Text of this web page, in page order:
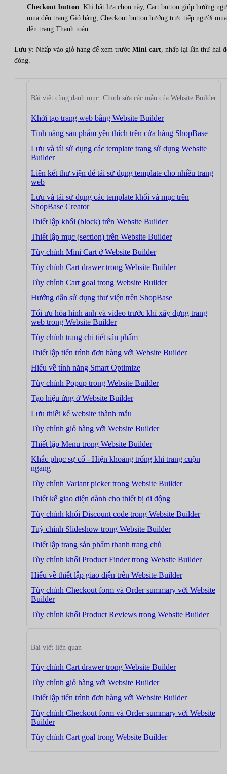
Checkout button. Khi bật lựa chọn này, Cart button giúp hướng
mua đến trang Giỏ hàng, Checkout button hướng trực tiếp người mua
đến trang Thanh toán.
Lưu ý: Nhấp vào giỏ hàng để xem trước Mini cart , nhấp lại lần thứ hai
đóng.
Bài viết cùng danh mục: Chỉnh sửa các mẫu của Website Builder
Khởi tạo trang web bằng Website Builder
Tính năng sản phẩm yêu thích trên cửa hàng ShopBase
Lưu và tái sử dụng các template trang sử dụng Website
Builder
Liên kết thư viện để tái sử dụng template cho nhiều trang
web
Lưu và tái sử dụng các template khối và mục trên
ShopBase Creator
Thiết lập khối (block) trên Website Builder
Thiết lập mục (section) trên Website Builder
Tùy chỉnh Mini Cart ở Website Builder
Tùy chỉnh Cart drawer trong Website Builder
Tùy chỉnh Cart goal trong Website Builder
Hướng dẫn sử dụng thư viện trên ShopBase
Tối ưu hóa hình ảnh và video trước khi xây dựng trang
web trong Website Builder
Tùy chỉnh trang chi tiết sản phẩm
Thiết lập tiến trình đơn hàng với Website Builder
Hiểu về tính năng Smart Optimize
Tùy chỉnh Popup trong Website Builder
Tạo hiệu ứng ở Website Builder
Lưu thiết kế website thành mẫu
Tùy chỉnh giỏ hàng với Website Builder
Thiết lập Menu trong Website Builder
Khắc phục sự cố - Hiện khoảng trống khi trang cuộn
ngang
Tùy chỉnh Variant picker trong Website Builder
Thiết kế giao diện dành cho thiết bị di động
Tùy chỉnh khối Discount code trong Website Builder
Tuỳ chỉnh Slideshow trong Website Builder
Thiết lập trang sản phẩm thanh trang chủ
Tùy chỉnh khối Product Finder trong Website Builder
Hiểu về thiết lập giao diện trên Website Builder
Tùy chỉnh Checkout form và Order summary với Website
Builder
Tùy chỉnh khối Product Reviews trong Website Builder
Bài viết liên quan
Tùy chỉnh Cart drawer trong Website Builder
Tùy chỉnh giỏ hàng với Website Builder
Thiết lập tiến trình đơn hàng với Website Builder
Tùy chỉnh Checkout form và Order summary với Website
Builder
Tùy chỉnh Cart goal trong Website Builder